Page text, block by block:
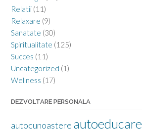
Relatii (11)
Relaxare (9)
Sanatate (30)
Spiritualitate (125)
Succes (11)
Uncategorized (1)
Wellness (17)
DEZVOLTARE PERSONALA
autocunoastere autoeducare